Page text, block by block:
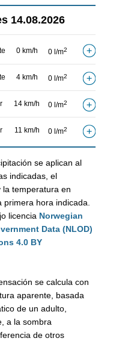
14.08.2026
0 km/h 0 l/m2
4 km/h 0 l/m2
14 km/h 0 l/m2
11 km/h 0 l/m2
se aplican al
indicadas, el
la temperatura en
primera hora indicada.
licencia Norwegian
Data (NLOD)
4.0 BY
se calcula con
aparente, basada
de un adulto,
a la sombra
de otros